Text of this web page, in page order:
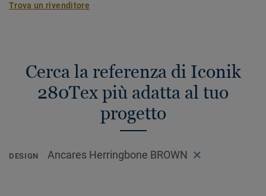
Trova un rivenditore
Cerca la referenza di Iconik
280Tex più adatta al tuo
progetto
DESIGN Ancares Herringbone BROWN